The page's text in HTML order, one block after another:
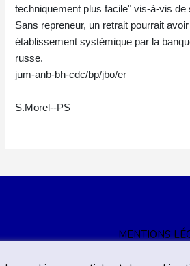
techniquement plus facile" vis-à-vis
Sans repreneur, un retrait pourrait
établissement systémique par la
russe.
jum-anb-bh-cdc/bp/jbo/er
S.Morel--PS
MENTIONS